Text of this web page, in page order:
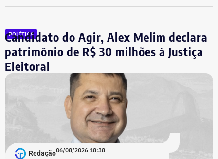
imediata execução da sentença. Além da comunicação à
Justiça Eleitoral, o órgão pede a inclusão do nome de
Garotinho no Cadastro Nacional de Condenados por Ato
de Improbidade Administrativa.
Garotinho também foi multado
O órgão também requer que o ex-governador seja
intimado a quitar os valores da condenação. Segundo os
cálculos atualizados apresentados à Justiça, o
POLÍTICA
Candidato do Agir, Alex Melim declara
patrimônio de R$ 30 milhões à Justiça
Eleitoral
Redação06/08/2026 18:38